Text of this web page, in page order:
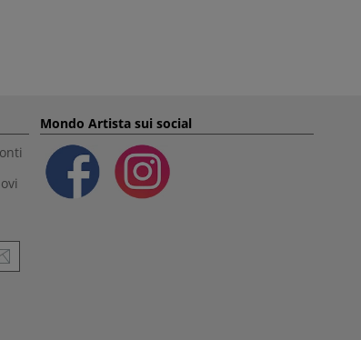
Mondo Artista sui social